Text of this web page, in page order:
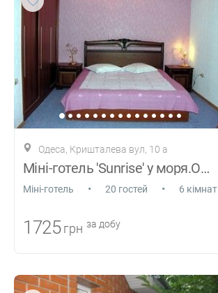
Одеса, Кришталева вул, 10 а
Міні-готель 'Sunrise' у моря.ОДЕСА.
Міні-готель • 20 гостей • 6 кімнат
1725 грн за добу